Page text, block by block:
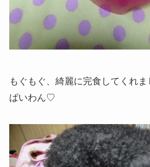
もぐもぐ、綺麗に完食してくれ
ぱいわん♡